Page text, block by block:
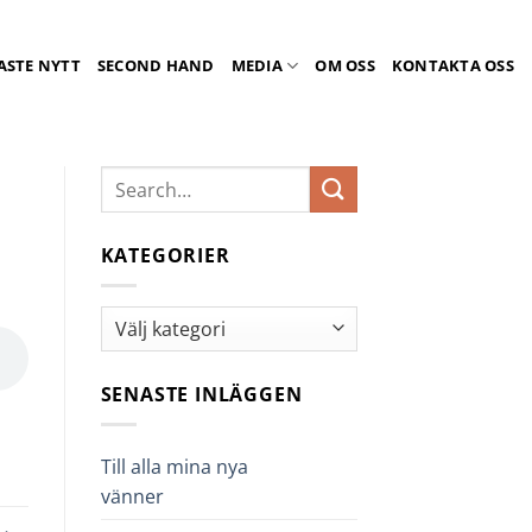
NYTT SECOND HAND MEDIA OM OSS KONTAKTA OSS
KATEGORIER
Kategorier
SENASTE INLÄGGEN
Till alla mina nya
vänner